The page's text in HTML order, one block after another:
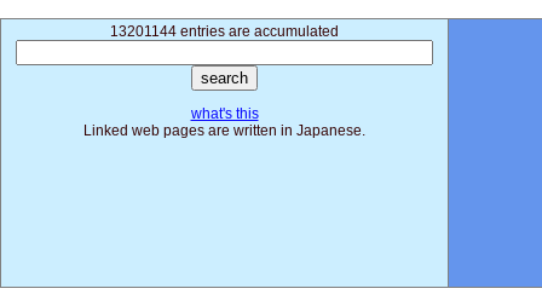
13201144 entries are accumulated
what's this
Linked web pages are written in Japanese.